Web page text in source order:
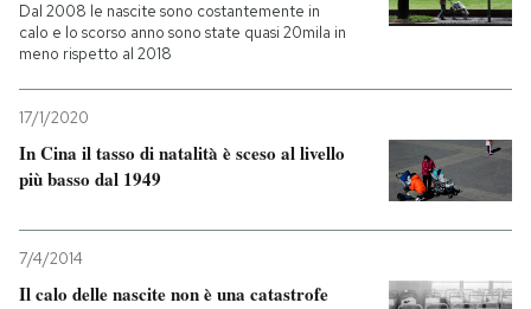
I MIEI PREFERITI
AREA PERSONALE
Dal 2008 le nascite sono costantemente in
calo e lo scorso anno sono state quasi 20mila in
meno rispetto al 2018
17/1/2020
In Cina il tasso di natalità è sceso al livello
più basso dal 1949
7/4/2014
Il calo delle nascite non è una catastrofe